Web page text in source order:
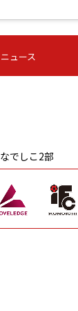
いちご
-
ニュース
なでしこ2部